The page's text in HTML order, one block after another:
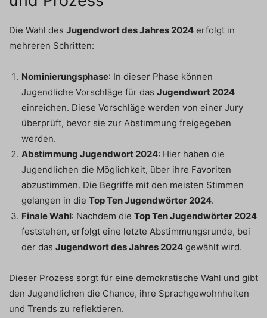
Die Wahl des Jugendwort des Jahres 2024 erfolgt in
mehreren Schritten:
Nominierungsphase: In dieser Phase können
Jugendliche Vorschläge für das Jugendwort 2024
einreichen. Diese Vorschläge werden von einer Jury
überprüft, bevor sie zur Abstimmung freigegeben
werden.
Abstimmung Jugendwort 2024: Hier haben die
Jugendlichen die Möglichkeit, über ihre Favoriten
abzustimmen. Die Begriffe mit den meisten Stimmen
gelangen in die Top Ten Jugendwörter 2024.
Finale Wahl: Nachdem die Top Ten Jugendwörter 2024
feststehen, erfolgt eine letzte Abstimmungsrunde, bei
der das Jugendwort des Jahres 2024 gewählt wird.
Dieser Prozess sorgt für eine demokratische Wahl und gibt
den Jugendlichen die Chance, ihre Sprachgewohnheiten
und Trends zu reflektieren.